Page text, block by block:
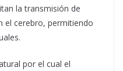
la transmisión de
el cerebro, permitiendo
por el cual el